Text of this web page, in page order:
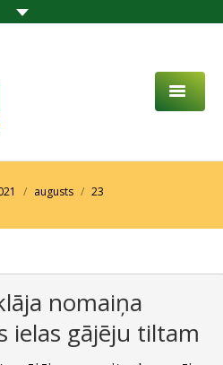
LĪDZDALĪBA
augusts 23
nomaiņa
ielas gājēju tiltam